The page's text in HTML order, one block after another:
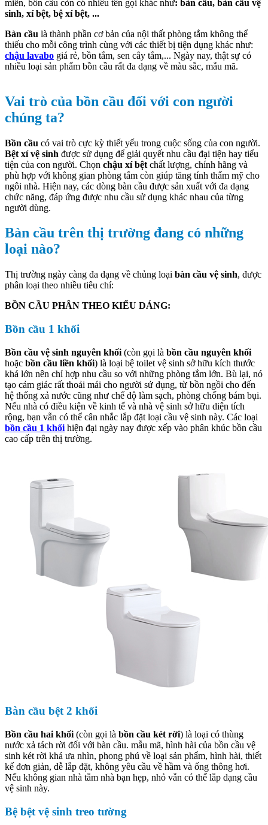
miền, bồn cầu còn có nhiều tên gọi khác như: bàn cầu, bàn cầu vệ
sinh, xí bệt, bệ xí bệt, ...
Bàn cầu là thành phần cơ bản của nội thất phòng tắm không thể
thiếu cho mỗi công trình cùng với các thiết bị tiện dụng khác như:
chậu lavabo giá rẻ, bồn tắm, sen cây tắm,... Ngày nay, thật sự có
nhiều loại sản phẩm bồn cầu rất đa dạng về màu sắc, mẫu mã.
Vai trò của bồn cầu đối với con người
chúng ta?
Bồn cầu có vai trò cực kỳ thiết yếu trong cuộc sống của con người.
Bệt xí vệ sinh được sử dụng để giải quyết nhu cầu đại tiện hay tiểu
tiện của con người. Chọn chậu xí bệt chất lượng, chính hãng và
phù hợp với không gian phòng tắm còn giúp tăng tính thẩm mỹ cho
ngôi nhà. Hiện nay, các dòng bàn cầu được sản xuất với đa dạng
chức năng, đáp ứng được nhu cầu sử dụng khác nhau của từng
người dùng.
Bàn cầu trên thị trường đang có những
loại nào?
Thị trường ngày càng đa dạng về chủng loại bàn cầu vệ sinh, được
phân loại theo nhiều tiêu chí:
BỒN CẦU PHÂN THEO KIỂU DÁNG:
Bồn cầu 1 khối
Bồn cầu vệ sinh nguyên khối (còn gọi là bồn cầu nguyên khối
hoặc bồn cầu liền khối) là loại bệ toilet vệ sinh sở hữu kích thước
khá lớn nên chỉ hợp nhu cầu so với những phòng tắm lớn. Bù lại, nó
tạo cảm giác rất thoải mái cho người sử dụng, từ bồn ngồi cho đến
hệ thống xả nước cũng như chế độ làm sạch, phòng chống bám bụi.
Nếu nhà có điều kiện về kinh tế và nhà vệ sinh sở hữu diện tích
rộng, bạn vẫn có thể cân nhắc lắp đặt loại cầu vệ sinh này. Các loại
bồn cầu 1 khối hiện đại ngày nay được xếp vào phân khúc bồn cầu
cao cấp trên thị trường.
Bàn cầu bệt 2 khối
Bồn cầu hai khối (còn gọi là bồn cầu két rời) là loại có thùng
nước xả tách rời đối với bàn cầu. mẫu mã, hình hài của bồn cầu vệ
sinh két rời khá ưa nhìn, phong phú về loại sản phẩm, hình hài, thiết
kế đơn giản, dễ lắp đặt, không yêu cầu về hầm và ống thông hơi.
Nếu không gian nhà tắm nhà bạn hẹp, nhỏ vẫn có thể lắp dạng cầu
vệ sinh này.
Bệ bệt vệ sinh treo tường